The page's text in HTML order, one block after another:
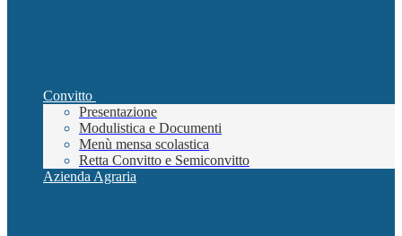
Convitto
Presentazione
Modulistica e Documenti
Menù mensa scolastica
Retta Convitto e Semiconvitto
Azienda Agraria